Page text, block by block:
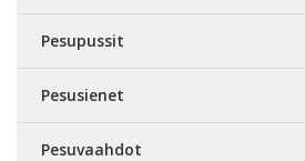
Pesupussit
Pesusienet
Pesuvaahdot